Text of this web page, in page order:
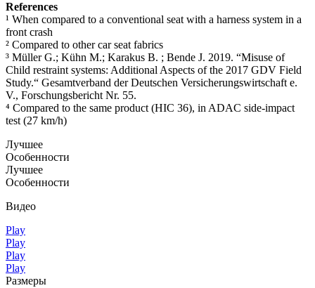
References
¹ When compared to a conventional seat with a harness system in a
front crash
² Compared to other car seat fabrics
³ Müller G.; Kühn M.; Karakus B. ; Bende J. 2019. “Misuse of
Child restraint systems: Additional Aspects of the 2017 GDV Field
Study.“ Gesamtverband der Deutschen Versicherungswirtschaft e.
V., Forschungsbericht Nr. 55.
⁴ Compared to the same product (HIC 36), in ADAC side-impact
test (27 km/h)
Лучшее
Особенности
Лучшее
Особенности
Видео
Play
Play
Play
Play
Размеры